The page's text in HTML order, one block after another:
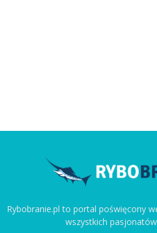
Rybobranie.pl to portal poświęcony
wszystkich